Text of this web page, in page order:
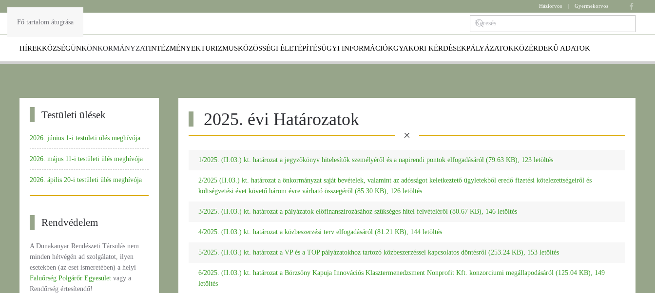
Fő tartalom átugrása
Háziorvos| Gyermekorvos
HÍREKKÖZSÉGÜNKÖNKORMÁNYZATINTÉZMÉNYEKTURIZMUSKÖZÖSSÉGI ÉLETÉPÍTÉSÜGYI INFORMÁCIÓKGYAKORI KÉRDÉSEKPÁLYÁZATOKKÖZÉRDEKŰ ADATOK
2025. évi Határozatok
1/2025. (II.03.) kt. határozat a jegyzőkönyv hitelesítők személyéről és a napirendi pontok elfogadásáról (79.63 KB), 123 letöltés
2/2025 (II.03.) kt. határozat a önkormányzat saját bevételek, valamint az adósságot keletkeztető ügyletekből eredő fizetési kötelezettségeiről és
költségvetési évet követő három évre várható összegéről (85.30 KB), 126 letöltés
3/2025. (II.03.) kt. határozat a pályázatok előfinanszírozásához szükséges hitel felvételéről (80.67 KB), 146 letöltés
4/2025. (II.03.) kt. határozat a közbeszerzési terv elfogadásáról (81.21 KB), 144 letöltés
5/2025. (II.03.) kt. határozat a VP és a TOP pályázatokhoz tartozó közbeszerzéssel kapcsolatos döntésről (253.24 KB), 153 letöltés
6/2025. (II.03.) kt. határozat a Börzsöny Kapuja Innovációs Klasztermenedzsment Nonprofit Kft. konzorciumi megállapodásáról (125.04 KB), 149
letöltés
Testületi ülések
2026. június 1-i testületi ülés meghívója
2026. május 11-i testületi ülés meghívója
2026. ápilis 20-i testületi ülés meghívója
Rendvédelem
A Dunakanyar Rendészeti Társulás nem
minden hétvégén ad szolgálatot, ilyen
esetekben (az eset ismeretében) a helyi
Faluőrség Polgárőr Egyesület vagy a
Rendőrség értesítendő!